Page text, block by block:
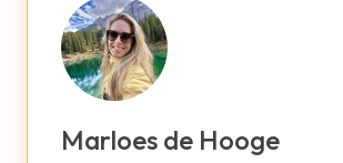
Marloes de Hooge